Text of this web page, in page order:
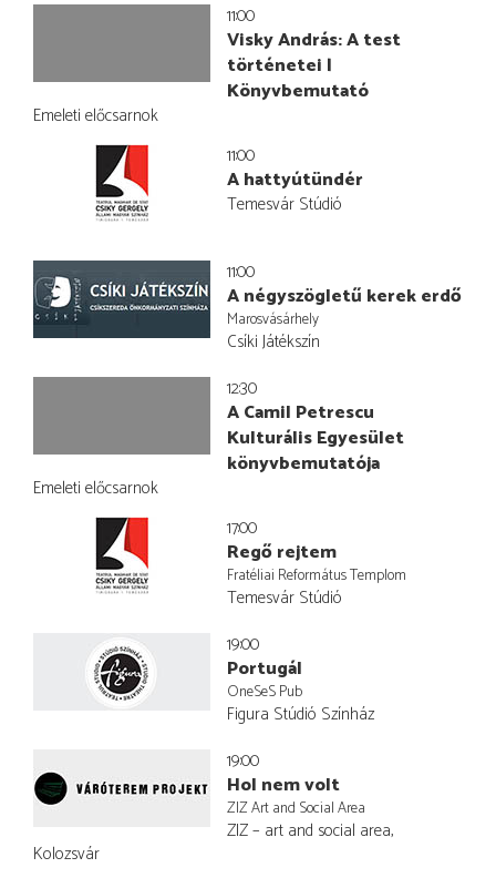
11:00
Visky András: A test
történetei |
Könyvbemutató
Emeleti előcsarnok
11:00
A hattyútündér
Temesvár Stúdió
11:00
A négyszögletű kerek erdő
Marosvásárhely
Csíki Játékszín
12:30
A Camil Petrescu
Kulturális Egyesület
könyvbemutatója
Emeleti előcsarnok
17:00
Regő rejtem
Fratéliai Református Templom
Temesvár Stúdió
19:00
Portugál
OneSeS Pub
Figura Stúdió Színház
19:00
Hol nem volt
ZIZ Art and Social Area
ZIZ – art and social area,
Kolozsvár